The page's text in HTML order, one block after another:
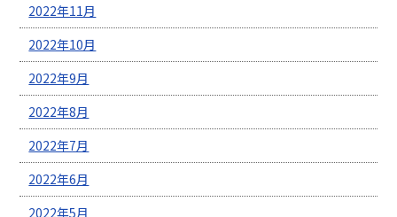
2022年11月
2022年10月
2022年9月
2022年8月
2022年7月
2022年6月
2022年5月